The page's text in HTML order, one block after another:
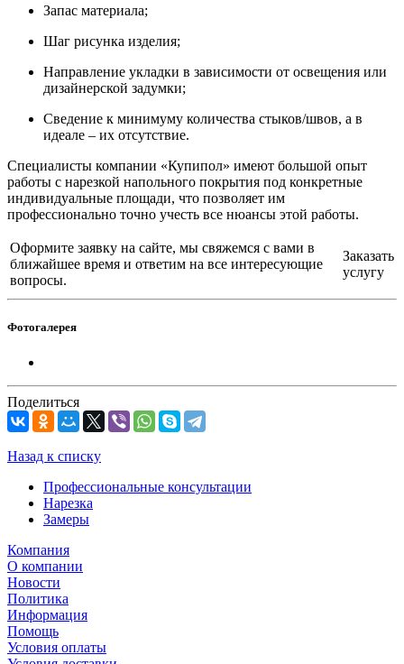
Запас материала;
Шаг рисунка изделия;
Направление укладки в зависимости от освещения или
дизайнерской задумки;
Сведение к минимуму количества стыков/швов, а в
идеале – их отсутствие.
Специалисты компании «Купипол» имеют большой опыт
работы с нарезкой напольного покрытия под конкретные
индивидуальные площади, что позволяет им
профессионально точно учесть все нюансы этой работы.
Оформите заявку на сайте, мы свяжемся с вами в
ближайшее время и ответим на все интересующие
вопросы.
Заказать
услугу
Фотогалерея
Поделиться
Назад к списку
Профессиональные консультации
Нарезка
Замеры
Компания
О компании
Новости
Политика
Информация
Помощь
Условия оплаты